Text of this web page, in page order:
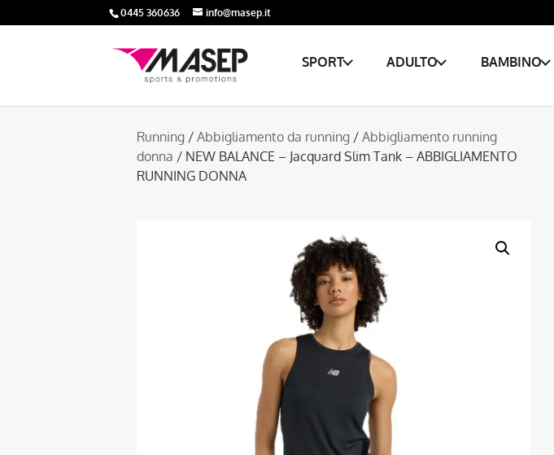
0445 360636 info@masep.it
SPORT ADULTO BAMBINO
Running / Abbigliamento da running / Abbigliamento running
donna / NEW BALANCE – Jacquard Slim Tank – ABBIGLIAMENTO
RUNNING DONNA